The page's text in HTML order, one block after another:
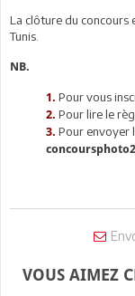
La clôture du concours
Tunis.
NB.
1. Pour vous
2. Pour lire le
3. Pour envoyer
VOUS AIMEZ